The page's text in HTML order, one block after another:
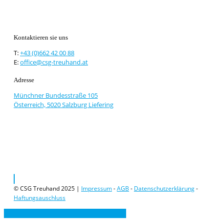
Kontaktieren sie uns
T:+43 (0)662 42 00 88
E:office@csg-treuhand.at
Adresse
Münchner Bundesstraße 105
Österreich, 5020 Salzburg Liefering
© CSG Treuhand 2025 | Impressum-AGB - Datenschutzerklärung-
Haftungsauschluss